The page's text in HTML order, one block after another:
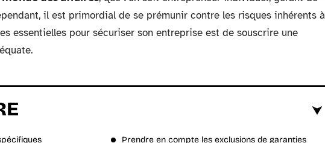
il est primordial de se prémunir contre les risques inhérents à
essentielles pour sécuriser son entreprise est de souscrire une
Prendre en compte les exclusions de garanties